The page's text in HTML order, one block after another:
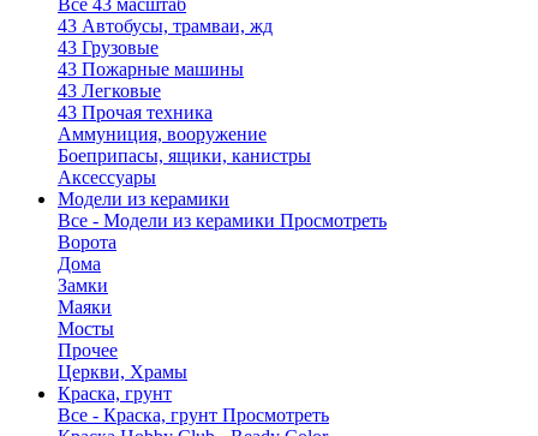
Все 43 масштаб
43 Автобусы, трамваи, жд
43 Грузовые
43 Пожарные машины
43 Легковые
43 Прочая техника
Аммуниция, вооружение
Боеприпасы, ящики, канистры
Аксессуары
Модели из керамики
Все - Модели из керамики Просмотреть
Ворота
Дома
Замки
Маяки
Мосты
Прочее
Церкви, Храмы
Краска, грунт
Все - Краска, грунт Просмотреть